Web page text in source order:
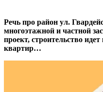
Речь про район ул.
многоэтажной и частной
проект, строительство
квартир…